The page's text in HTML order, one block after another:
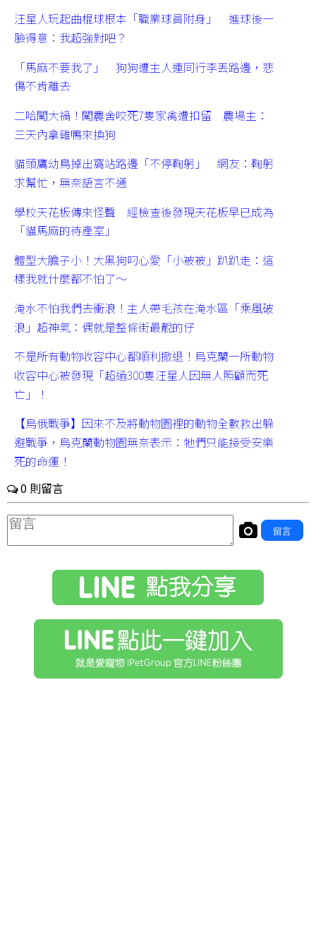
汪星人玩起曲棍球根本「職業球員附身」 進球後一
臉得意：我超強對吧？
「馬麻不要我了」 狗狗遭主人連同行李丟路邊，悲
傷不肯離去
二哈闖大禍！闖農舍咬死7隻家禽遭扣留 農場主：
三天內拿雞鴨來換狗
貓頭鷹幼鳥掉出窩站路邊「不停鞠躬」 網友：鞠躬
求幫忙，無奈語言不通
學校天花板傳來怪聲 經檢查後發現天花板早已成為
「貓馬麻的待產室」
體型大膽子小！大黑狗叼心愛「小被被」趴趴走：這
樣我就什麼都不怕了～
淹水不怕我們去衝浪！主人帶毛孩在淹水區「乘風破
浪」超神氣：偶就是整條街最靚的仔
不是所有動物收容中心都順利撤退！烏克蘭一所動物
收容中心被發現「超過300隻汪星人因無人照顧而死
亡」！
【烏俄戰爭】因來不及將動物園裡的動物全數救出躲
避戰爭，烏克蘭動物園無奈表示：牠們只能接受安樂
死的命運！